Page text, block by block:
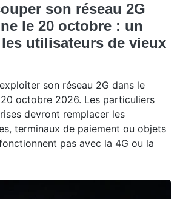
son réseau 2G
le 20 octobre : un
utilisateurs de vieux
son réseau 2G dans le
octobre 2026. Les particuliers
devront remplacer les
terminaux de paiement ou objets
pas avec la 4G ou la